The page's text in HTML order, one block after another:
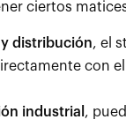
ciertos
distribución, el
con
industrial ,